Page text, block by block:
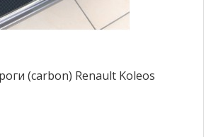
(carbon) Renault Koleos